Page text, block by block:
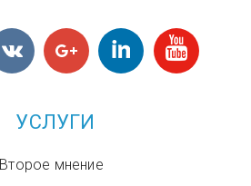
УСЛУГИ
Второе мнение